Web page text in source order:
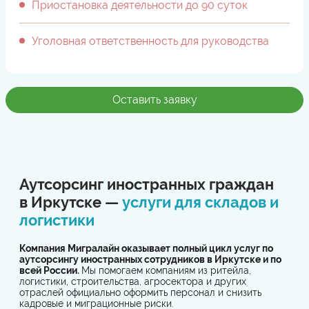
Приостановка деятельности до 90 суток
Уголовная ответственность для руководства
Оставить заявку
Аутсорсинг иностранных граждан
в Иркутске —услуги для складов и
логистики
Компания Мигралайн оказывает полный цикл услуг по
аутсорсингу иностранных сотрудников в Иркутске и по
всей России. Мы помогаем компаниям из ритейла,
логистики, строительства, агросектора и других
отраслей официально оформить персонал и снизить
кадровые и миграционные риски.